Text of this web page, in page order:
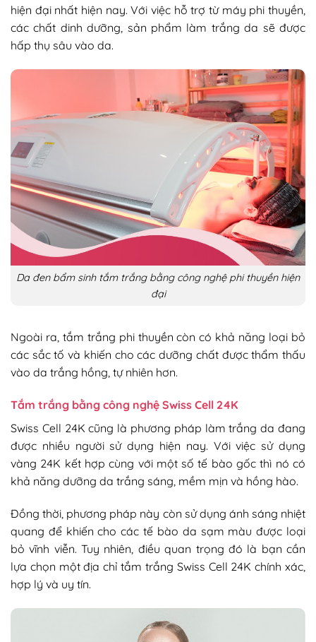
hiện đại nhất hiện nay. Với việc hỗ trợ từ máy phi thuyền,
các chất dinh dưỡng, sản phẩm làm trắng da sẽ được
hấp thụ sâu vào da.
Da đen bẩm sinh tắm trắng bằng công nghệ phi thuyền hiện
đại
Ngoài ra, tắm trắng phi thuyền còn có khả năng loại bỏ
các sắc tố và khiến cho các dưỡng chất được thẩm thấu
vào da trắng hồng, tự nhiên hơn.
Tắm trắng bằng công nghệ Swiss Cell 24K
Swiss Cell 24K cũng là phương pháp làm trắng da đang
được nhiều người sử dụng hiện nay. Với việc sử dụng
vàng 24K kết hợp cùng với một số tế bào gốc thì nó có
khả năng dưỡng da trắng sáng, mềm mịn và hồng hào.
Đồng thời, phương pháp này còn sử dụng ánh sáng nhiệt
quang để khiến cho các tế bào da sạm màu được loại
bỏ vĩnh viễn. Tuy nhiên, điều quan trọng đó là bạn cần
lựa chọn một địa chỉ tắm trắng Swiss Cell 24K chính xác,
hợp lý và uy tín.